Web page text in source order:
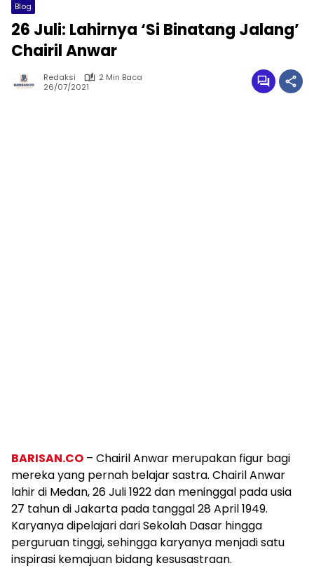
Blog
26 Juli: Lahirnya ‘Si Binatang Jalang’
Chairil Anwar
Redaksi
2 Min Baca
26/07/2021
BARISAN.CO – Chairil Anwar merupakan figur bagi
mereka yang pernah belajar sastra. Chairil Anwar
lahir di Medan, 26 Juli 1922 dan meninggal pada usia
27 tahun di Jakarta pada tanggal 28 April 1949.
Karyanya dipelajari dari Sekolah Dasar hingga
perguruan tinggi, sehingga karyanya menjadi satu
inspirasi kemajuan bidang kesusastraan.